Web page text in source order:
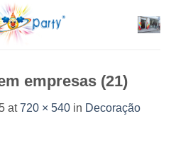
empresas (21)
at720 × 540 in Decoração